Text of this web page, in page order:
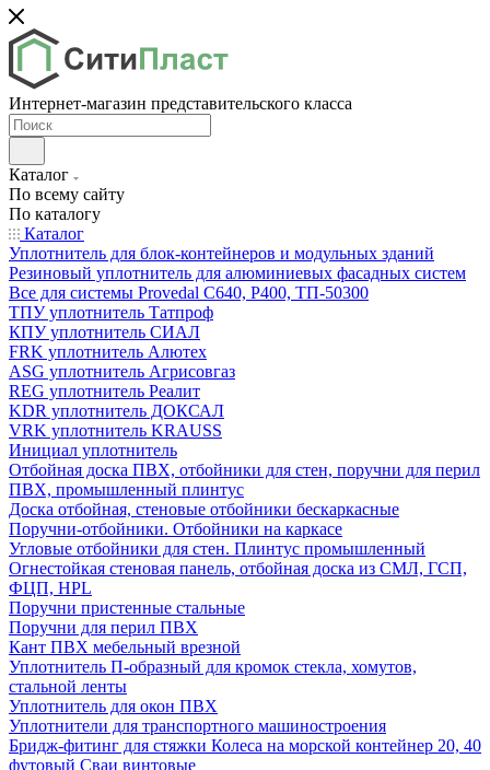
Интернет-магазин представительского класса
Каталог
По всему сайту
По каталогу
Каталог
Уплотнитель для блок-контейнеров и модульных зданий
Резиновый уплотнитель для алюминиевых фасадных систем
Все для системы Provedal С640, Р400, ТП-50300
ТПУ уплотнитель Татпроф
КПУ уплотнитель СИАЛ
FRK уплотнитель Алютех
ASG уплотнитель Агрисовгаз
REG уплотнитель Реалит
KDR уплотнитель ДОКСАЛ
VRK уплотнитель KRAUSS
Инициал уплотнитель
Отбойная доска ПВХ, отбойники для стен, поручни для перил
ПВХ, промышленный плинтус
Доска отбойная, стеновые отбойники бескаркасные
Поручни-отбойники. Отбойники на каркасе
Угловые отбойники для стен. Плинтус промышленный
Огнестойкая стеновая панель, отбойная доска из СМЛ, ГСП,
ФЦП, HPL
Поручни пристенные стальные
Поручни для перил ПВХ
Кант ПВХ мебельный врезной
Уплотнитель П-образный для кромок стекла, хомутов,
стальной ленты
Уплотнитель для окон ПВХ
Уплотнители для транспортного машиностроения
Бридж-фитинг для стяжки Колеса на морской контейнер 20, 40
футовый Сваи винтовые